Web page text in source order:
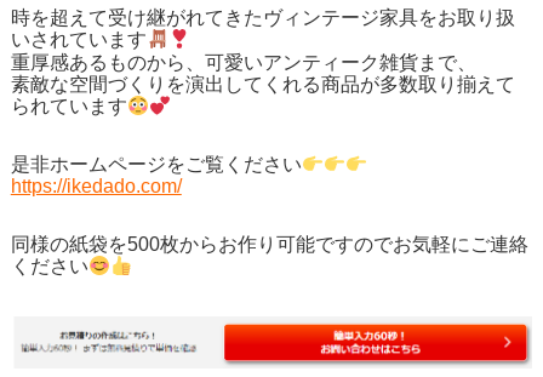
時を超えて受け継がれてきたヴィンテージ家具をお取り扱
いされています
重厚感あるものから、可愛いアンティーク雑貨まで、
素敵な空間づくりを演出してくれる商品が多数取り揃えて
られています
是非ホームページをご覧ください
https://ikedado.com/
同様の紙袋を500枚からお作り可能ですのでお気軽にご連絡
ください